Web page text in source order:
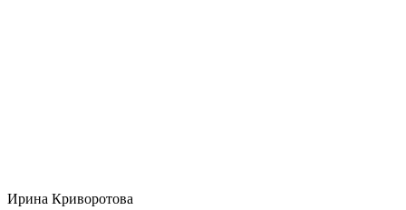
Ирина Криворотова